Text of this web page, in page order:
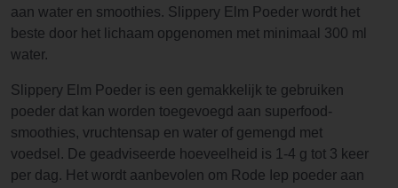
aan water en smoothies. Slippery Elm Poeder wordt het
beste door het lichaam opgenomen met minimaal 300 ml
water.
Slippery Elm Poeder is een gemakkelijk te gebruiken
poeder dat kan worden toegevoegd aan superfood-
smoothies, vruchtensap en water of gemengd met
voedsel. De geadviseerde hoeveelheid is 1-4 g tot 3 keer
per dag. Het wordt aanbevolen om Rode Iep poeder aan